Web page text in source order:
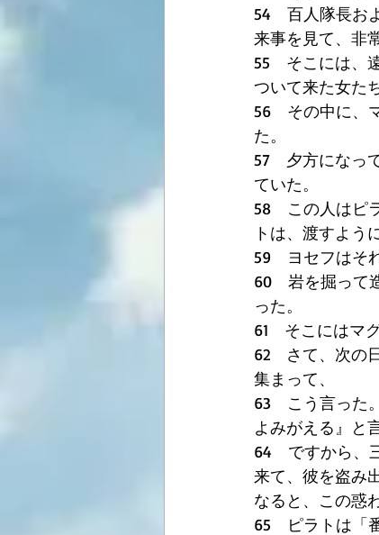
54　百人隊長お
来事を見て、非
55　そこには、
ついて来た女た
56　その中に、
た。
57　夕方になっ
ていた。
58　この人はピ
トは、渡すよう
59　ヨセフはそ
60　岩を掘って
った。
61　そこにはマ
62　さて、次の
集まって、
63　こう言った
よみがえる』と
64　ですから、
来て、彼を盗み
なると、この惑
65　ピラトは「